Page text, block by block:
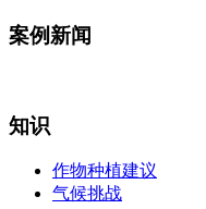
案例新闻
知识
作物种植建议
气候挑战